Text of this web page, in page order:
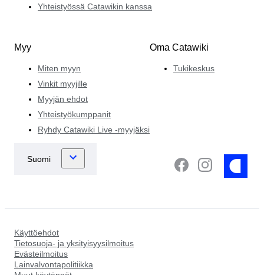
Yhteistyössä Catawikin kanssa
Myy
Miten myyn
Vinkit myyjille
Myyjän ehdot
Yhteistyökumppanit
Ryhdy Catawiki Live -myyjäksi
Oma Catawiki
Tukikeskus
Käyttöehdot
Tietosuoja- ja yksityisyysilmoitus
Evästeilmoitus
Lainvalvontapolitiikka